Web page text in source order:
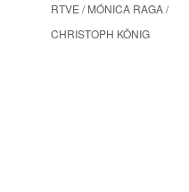
RTVE / MÓNICA RAGA /
CHRISTOPH KÖNIG